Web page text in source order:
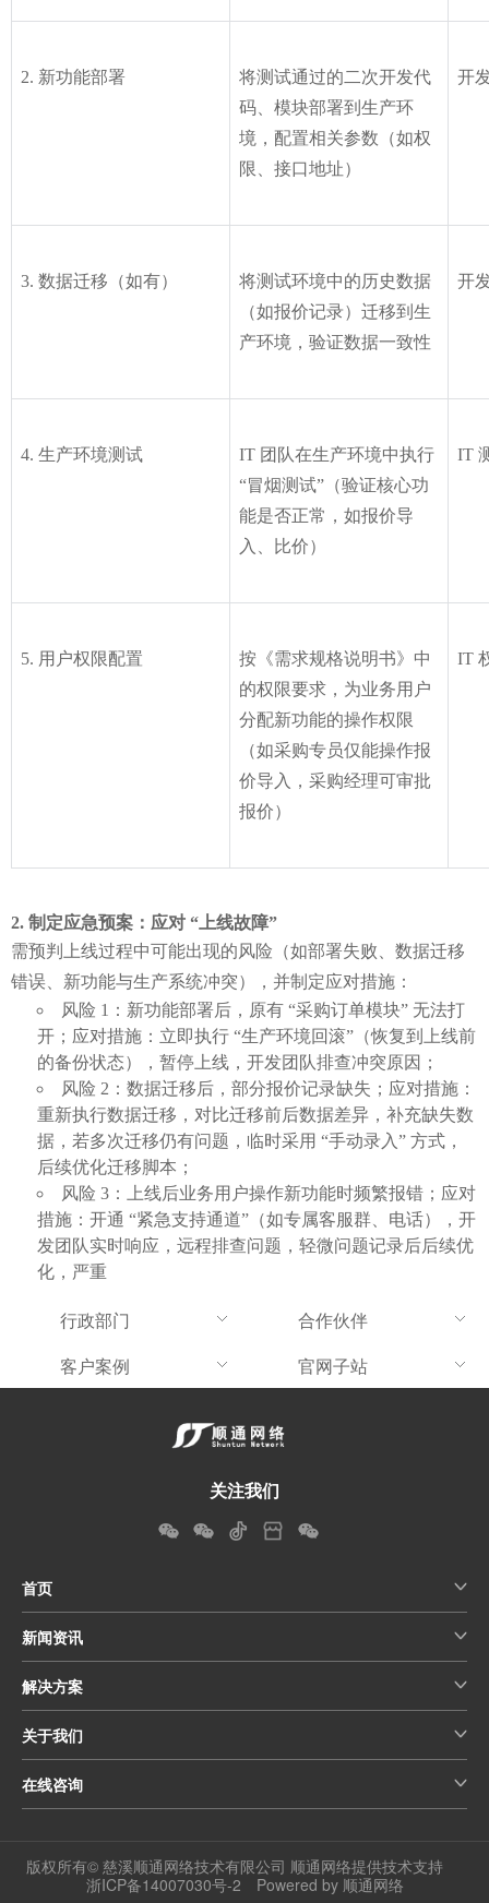
2. 新功能部署
将测试通过的二次开发代
码、模块部署到生产环
境，配置相关参数（如权
限、接口地址）
开
3. 数据迁移（如有）
将测试环境中的历史数据
（如报价记录）迁移到生
产环境，验证数据一致性
开
4. 生产环境测试
IT 团队在生产环境中执行
“冒烟测试”（验证核心功
能是否正常，如报价导
入、比价）
IT
5. 用户权限配置
按《需求规格说明书》中
的权限要求，为业务用户
分配新功能的操作权限
（如采购专员仅能操作报
价导入，采购经理可审批
报价）
IT
制定应急预案：应对 “上线故障”
需预判上线过程中可能出现的风险（如部署失败、数据迁移
错误、新功能与生产系统冲突），并制定应对措施：
风险 1：新功能部署后，原有 “采购订单模块” 无法打
开；应对措施：立即执行 “生产环境回滚”（恢复到上线前
的备份状态），暂停上线，开发团队排查冲突原因；
风险 2：数据迁移后，部分报价记录缺失；应对措施：
重新执行数据迁移，对比迁移前后数据差异，补充缺失数
据，若多次迁移仍有问题，临时采用 “手动录入” 方式，
后续优化迁移脚本；
风险 3：上线后业务用户操作新功能时频繁报错；应对
措施：开通 “紧急支持通道”（如专属客服群、电话），开
发团队实时响应，远程排查问题，轻微问题记录后后续优
化，严重
行政部门
合作伙伴
客户案例
官网子站
关注我们
首页
新闻资讯
解决方案
关于我们
在线咨询
版权所有© 慈溪顺通网络技术有限公司 顺通网络提供技术支持
浙ICP备14007030号-2
Powered by 顺通网络